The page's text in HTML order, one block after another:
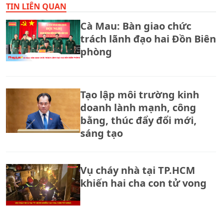
TIN LIÊN QUAN
Cà Mau: Bàn giao chức
trách lãnh đạo hai Đồn Biên
phòng
Tạo lập môi trường kinh
doanh lành mạnh, công
bằng, thúc đẩy đổi mới,
sáng tạo
Vụ cháy nhà tại TP.HCM
khiến hai cha con tử vong